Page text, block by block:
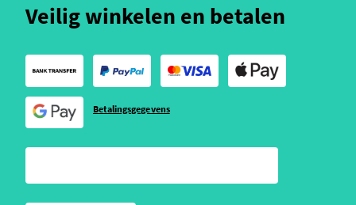
Veilig winkelen en betalen
Betalingsgegevens